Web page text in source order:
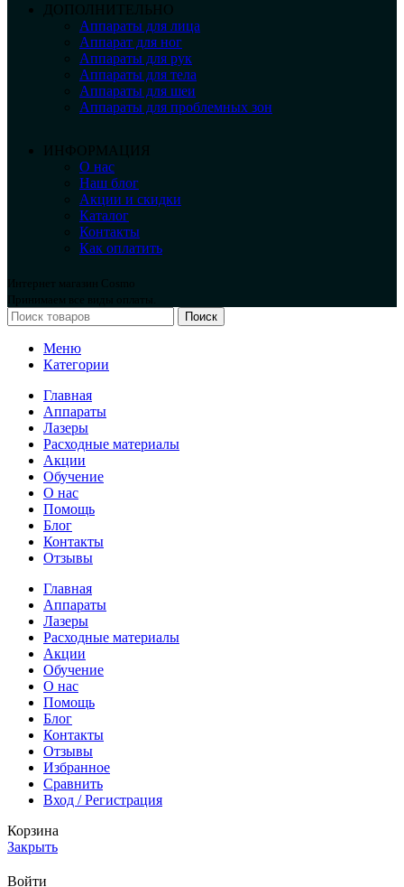
ДОПОЛНИТЕЛЬНО
Аппараты для лица
Аппарат для ног
Аппараты для рук
Аппараты для тела
Аппараты для шеи
Аппараты для проблемных зон
ИНФОРМАЦИЯ
О нас
Наш блог
Акции и скидки
Каталог
Контакты
Как оплатить
Интернет магазин Cosmo
Принимаем все виды оплаты.
Поиск
Меню
Категории
Главная
Аппараты
Лазеры
Расходные материалы
Акции
Обучение
О нас
Помощь
Блог
Контакты
Отзывы
Главная
Аппараты
Лазеры
Расходные материалы
Акции
Обучение
О нас
Помощь
Блог
Контакты
Отзывы
Избранное
Сравнить
Вход / Регистрация
Корзина
Закрыть
Войти